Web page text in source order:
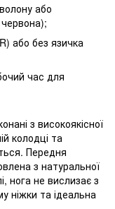
або
або без язичка
час для
з високоякісної
колодці та
Передня
з натуральної
нога не вислизає з
ніжки та ідеальна